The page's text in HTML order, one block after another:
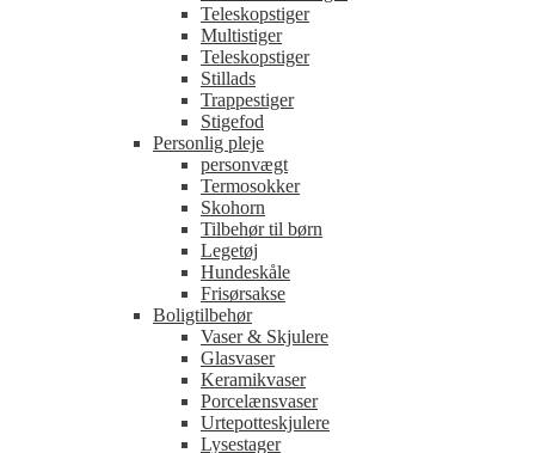
Teleskopstiger
Multistiger
Teleskopstiger
Stillads
Trappestiger
Stigefod
Personlig pleje
personvægt
Termosokker
Skohorn
Tilbehør til børn
Legetøj
Hundeskåle
Frisørsakse
Boligtilbehør
Vaser & Skjulere
Glasvaser
Keramikvaser
Porcelænsvaser
Urtepotteskjulere
Lysestager